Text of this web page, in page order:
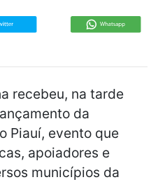
recebeu, na tarde
da
Piauí, evento que
apoiadores e
municípios da